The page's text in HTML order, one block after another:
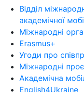
Відділ
академічної
Міжнародні
Erasmus+
Угоди про
Міжнародні
Академічна
English4Ukraine